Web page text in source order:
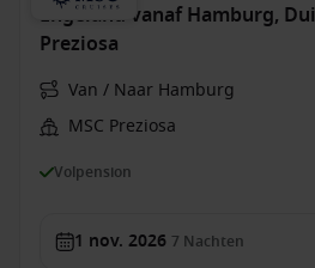
Engeland vanaf Hamburg,
Preziosa
Van / Naar Hamburg
MSC Preziosa
Volpension
1 nov. 2026 7 Nachten